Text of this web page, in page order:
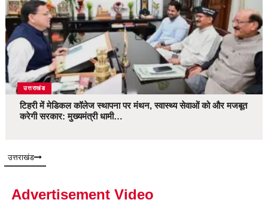
उत्तराखंड
टिहरी में मेडिकल कॉलेज स्थापना पर मंथन, स्वास्थ्य सेवाओं को और मजबूत
करेगी सरकार: मुख्यमंत्री धामी…
उत्तराखंड
Advertisement Video